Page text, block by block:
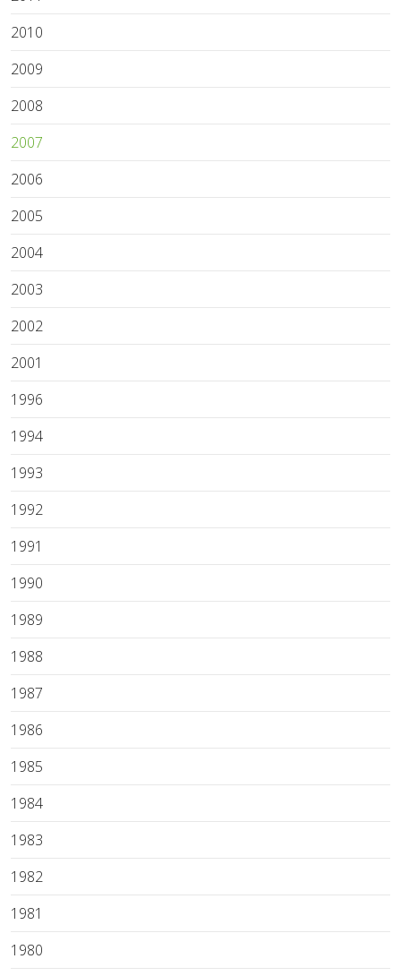
2010
2009
2008
2007
2006
2005
2004
2003
2002
2001
1996
1994
1993
1992
1991
1990
1989
1988
1987
1986
1985
1984
1983
1982
1981
1980